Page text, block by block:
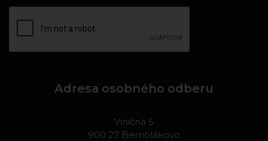
Adresa osobného odberu
Viničná 5
900 27 Bernolákovo